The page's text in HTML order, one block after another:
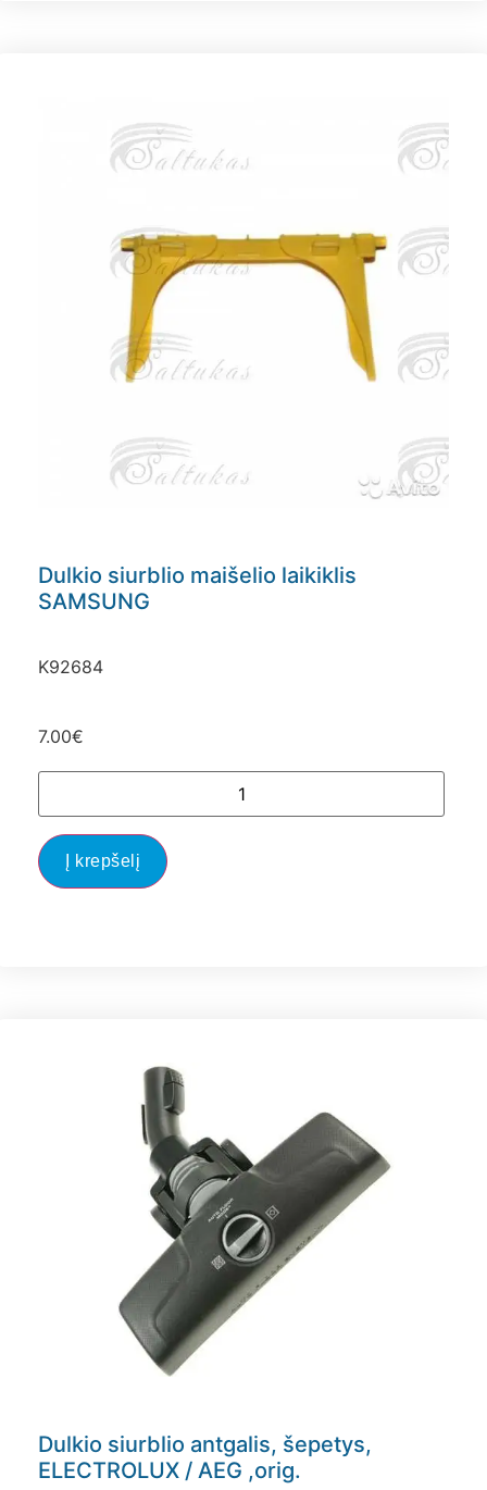
Dulkio siurblio maišelio laikiklis
SAMSUNG
K92684
7.00€
Į krepšelį
Dulkio siurblio antgalis, šepetys,
ELECTROLUX / AEG ,orig.